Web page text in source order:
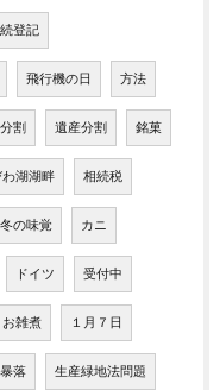
登記
飛行機の日 方法
割 遺産分割 銘菓
わ湖湖畔 相続税
冬の味覚 カニ
ドイツ 受付中
お雑煮 １月７日
暴落 生産緑地法問題